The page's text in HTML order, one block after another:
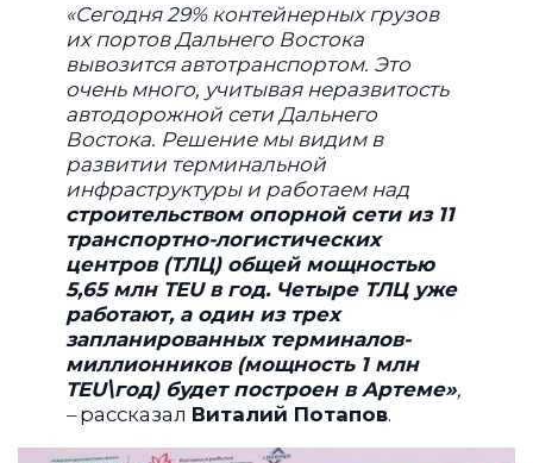
«Сегодня 29% контейнерных грузов
их портов Дальнего Востока
вывозится автотранспортом. Это
очень много, учитывая неразвитость
автодорожной сети Дальнего
Востока. Решение мы видим в
развитии терминальной
инфраструктуры и работаем над
строительством опорной сети из 11
транспортно-логистических
центров (ТЛЦ) общей мощностью
5,65 млн TEU в год. Четыре ТЛЦ уже
работают, а один из трех
запланированных терминалов-
миллионников (мощность 1 млн
TEU\год) будет построен в Артеме»,
–рассказал Виталий Потапов.